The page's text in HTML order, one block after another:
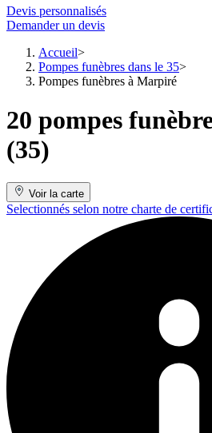
Devis personnalisés
Demander un devis
Accueil
Pompes funèbres dans le 35
Pompes funèbres à Marpiré
20 pompes
(35)
Voir la carte
Selectionnés selon notre charte de